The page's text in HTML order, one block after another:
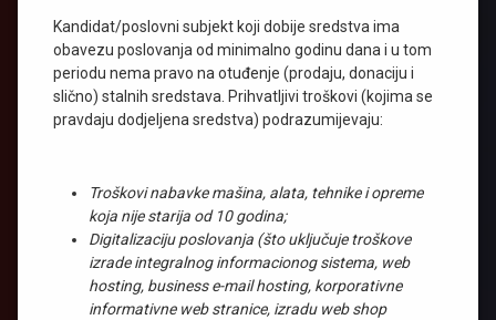
Kandidat/poslovni subjekt koji dobije sredstva ima
obavezu poslovanja od minimalno godinu dana i u tom
periodu nema pravo na otuđenje (prodaju, donaciju i
slično) stalnih sredstava. Prihvatljivi troškovi (kojima se
pravdaju dodjeljena sredstva) podrazumijevaju:
Troškovi nabavke mašina, alata, tehnike i opreme
koja nije starija od 10 godina;
Digitalizaciju poslovanja (što uključuje troškove
izrade integralnog informacionog sistema, web
hosting, business e-mail hosting, korporativne
informativne web stranice, izradu web shop